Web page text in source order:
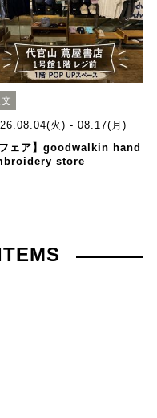
文
火) - 08.17(月)
フェア】goodwalkin hand
store